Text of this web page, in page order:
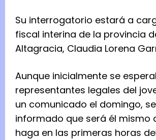
Su interrogatorio estará a
fiscal interina de la provincia
Altagracia, Claudia Lorena
Aunque inicialmente se
representantes legales del
un comunicado el domingo,
informado que será él mismo
haga en las primeras horas